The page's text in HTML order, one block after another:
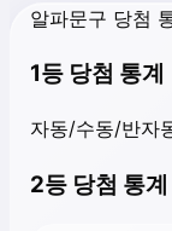
알파문구 당첨
1등 당첨 통계
자동/수동/반자
2등 당첨 통계